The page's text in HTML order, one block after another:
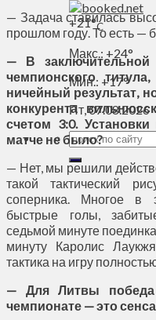
+21°C
Макс.: +24°
Мин.: +17°
Пт, 07.08.2026
— Задача ставилась
прошлом году. То есть —
— В заключительной
чемпионского
ничейный результат,
конкурента
счетом 3:0.
матче не было?
— Нет, мы решили
такой тактический
соперника. Многое в
быстрые голы,
седьмой минуте
минуту Каролис
тактика на игру
— Для Литвы победа
чемпионате — это